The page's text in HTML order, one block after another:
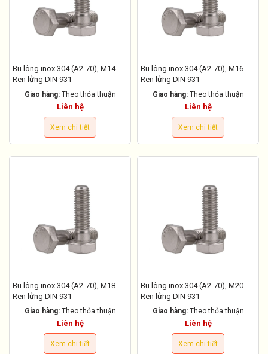
Bu lông inox 304 (A2-70), M14 -
Ren lửng DIN 931
Giao hàng: Theo thỏa thuận
Liên hệ
Xem chi tiết
Bu lông inox 304 (A2-70), M16 -
Ren lửng DIN 931
Giao hàng: Theo thỏa thuận
Liên hệ
Xem chi tiết
Bu lông inox 304 (A2-70), M18 -
Ren lửng DIN 931
Giao hàng: Theo thỏa thuận
Liên hệ
Xem chi tiết
Bu lông inox 304 (A2-70), M20 -
Ren lửng DIN 931
Giao hàng: Theo thỏa thuận
Liên hệ
Xem chi tiết